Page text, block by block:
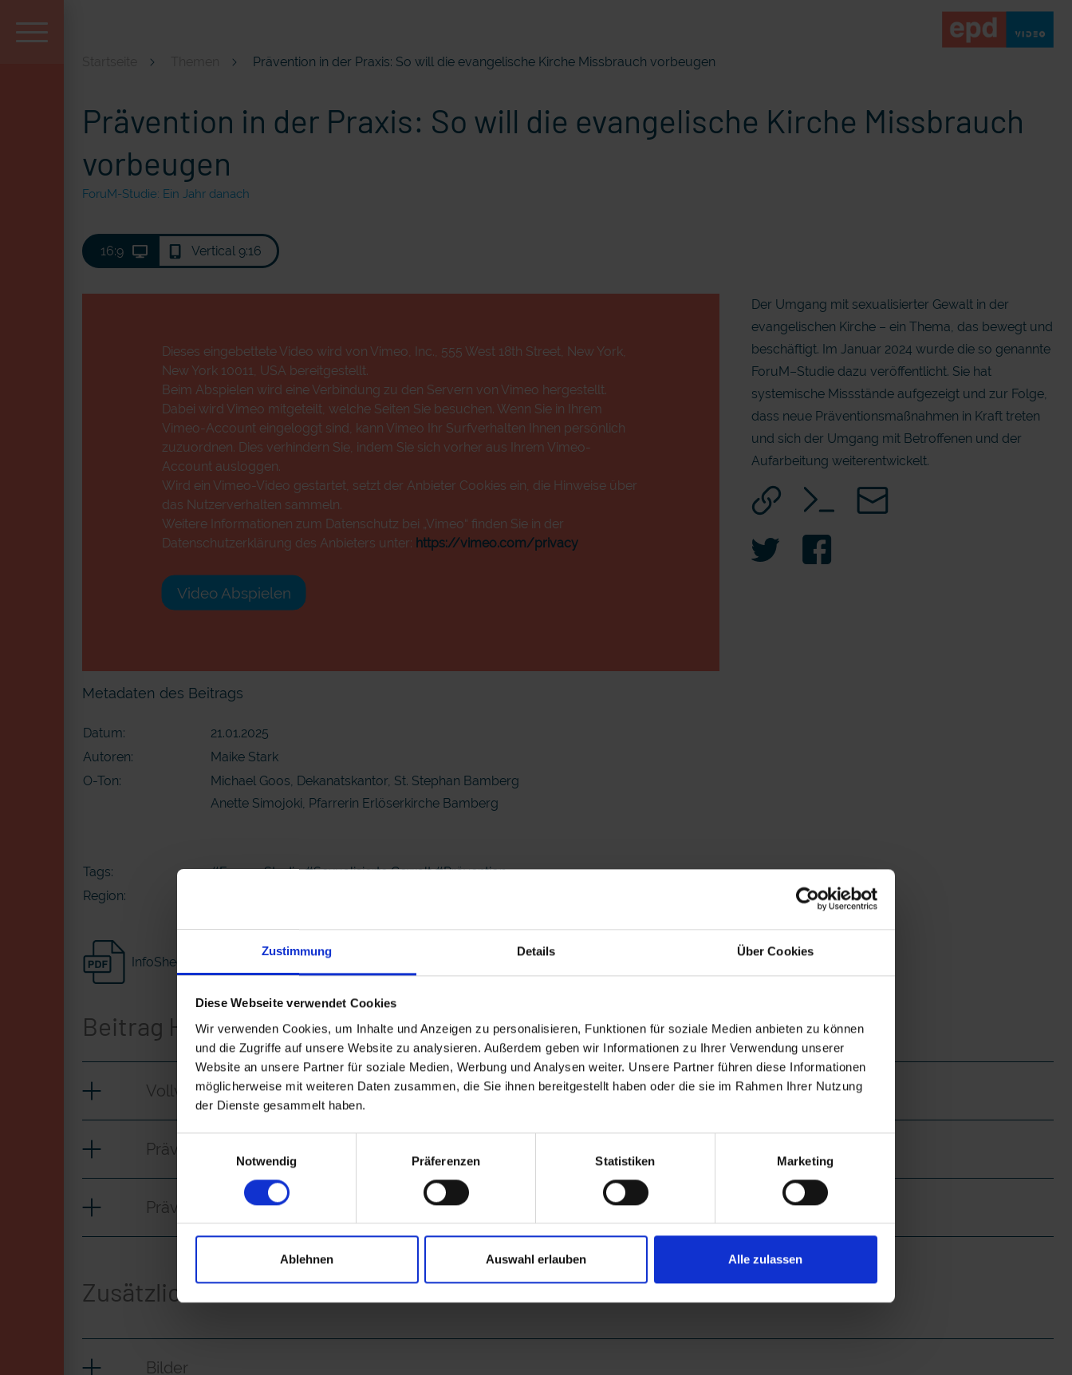
Zustimmung Details Über Cookies
Diese Webseite verwendet Cookies
Wir verwenden Cookies, um Inhalte und Anzeigen zu personalisieren, Funktionen für soziale Medien anbieten zu können
und die Zugriffe auf unsere Website zu analysieren. Außerdem geben wir Informationen zu Ihrer Verwendung unserer
Website an unsere Partner für soziale Medien, Werbung und Analysen weiter. Unsere Partner führen diese Informationen
möglicherweise mit weiteren Daten zusammen, die Sie ihnen bereitgestellt haben oder die sie im Rahmen Ihrer Nutzung
der Dienste gesammelt haben.
Notwendig
Präferenzen Statistiken Marketing
Ablehnen Auswahl erlauben Alle zulassen
Prävention in der Praxis: So will die evangelische Kirche Missbrauch vorbeugen
Prävention in der Praxis: So will die evangelische Kirche Missbrauch
vorbeugen
ForuM-Studie: Ein Jahr danach
16:9 Vertical 9:16
Dieses eingebettete Video wird von Vimeo, Inc., 555 West 18th Street, New York,
New York 10011, USA bereitgestellt.
Beim Abspielen wird eine Verbindung zu den Servern von Vimeo hergestellt.
Dabei wird Vimeo mitgeteilt, welche Seiten Sie besuchen. Wenn Sie in Ihrem
Vimeo-Account eingeloggt sind, kann Vimeo Ihr Surfverhalten Ihnen persönlich
zuzuordnen. Dies verhindern Sie, indem Sie sich vorher aus Ihrem Vimeo-
Account ausloggen.
Wird ein Vimeo-Video gestartet, setzt der Anbieter Cookies ein, die Hinweise über
das Nutzerverhalten sammeln.
Weitere Informationen zum Datenschutz bei „Vimeo“ finden Sie in der
Datenschutzerklärung des Anbieters unter: https://vimeo.com/privacy
Video Abspielen
Der Umgang mit sexualisierter Gewalt in der
evangelischen Kirche – ein Thema, das bewegt und
beschäftigt. Im Januar 2024 wurde die so genannte
ForuM–Studie dazu veröffentlicht. Sie hat
systemische Missstände aufgezeigt und zur Folge,
dass neue Präventionsmaßnahmen in Kraft treten
und sich der Umgang mit Betroffenen und der
Aufarbeitung weiterentwickelt.
Metadaten des Beitrags
Datum:
21.01.2025
Autoren:
Maike Stark
O-Ton:
Michael Goos, Dekanatskantor, St. Stephan Bamberg
Anette Simojoki, Pfarrerin Erlöserkirche Bamberg
Tags: #Forum-Studie #Sexualisierte Gewalt #Prävention
Region:
InfoSheet
Beitrag Herunterladen
Vollversion
Prävention in der Praxis_CLEAN
Prävention in der Praxis_IT
Zusätzliches Material
Bilder